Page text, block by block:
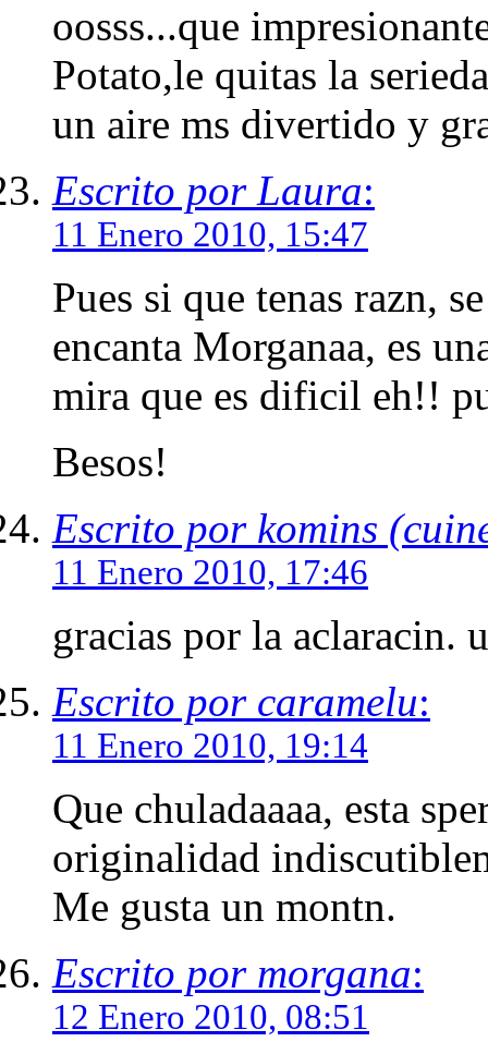
oosss...que
Potato,le quitas la
un aire ms divertido y
Escrito por Laura:
11 Enero 2010, 15:47
Pues si que tenas razn,
encanta Morganaa, es
mira que es dificil eh!!
Besos!
Escrito por komins
11 Enero 2010, 17:46
gracias por la aclaracin.
Escrito por caramelu:
11 Enero 2010, 19:14
Que chuladaaaa, esta
originalidad
Me gusta un montn.
Escrito por morgana:
12 Enero 2010, 08:51